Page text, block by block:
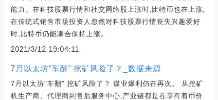
能力。在科技股票行情和社交网络股上涨时,比特币也在上涨,
在传统式销售市场投资人忽然对科技股票行情丧失兴趣爱好
时,比特币仍能凑合保持上涨。
2021/3/12 19:04:11
7月以太坊“车翻” 挖矿风险了？_数据来源
7月以太坊“车翻” 挖矿风险了？ 煤业爆利仍在再次。 从挖矿
机生产商、代理商到售后服务中心,产业链都是在享有着币价